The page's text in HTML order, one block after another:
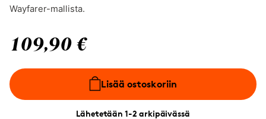
Wayfarer-mallista.
109,90 €
Lisää ostoskoriin
Lähetetään 1-2 arkipäivässä